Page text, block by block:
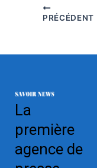
PRÉCÉDENT
La
première
agence de